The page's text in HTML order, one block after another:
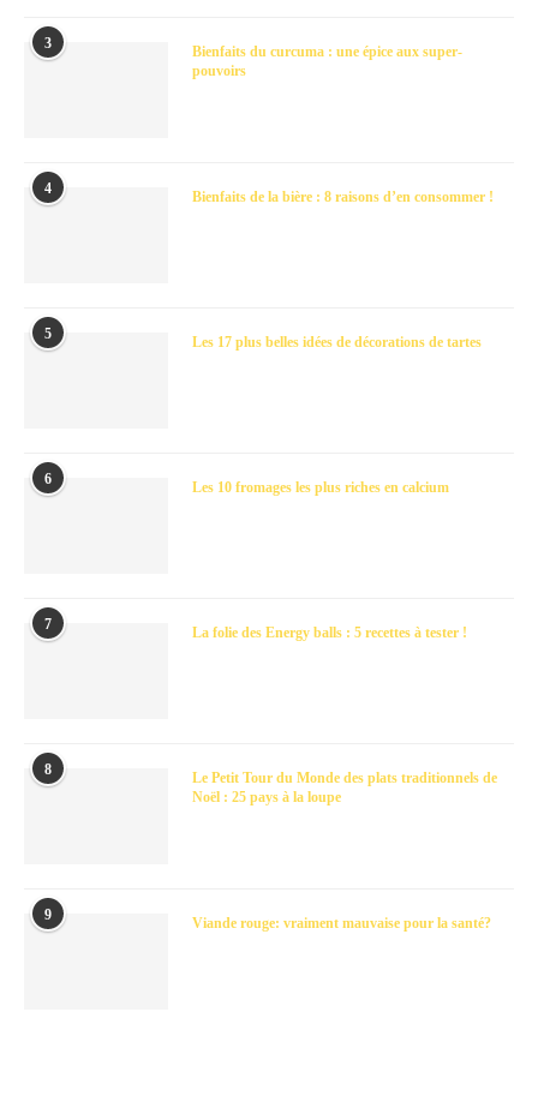
3
Bienfaits du curcuma : une épice aux super-
pouvoirs
4 Bienfaits de la bière : 8 raisons d’en consommer !
5 Les 17 plus belles idées de décorations de tartes
6 Les 10 fromages les plus riches en calcium
7 La folie des Energy balls : 5 recettes à tester !
8
Le Petit Tour du Monde des plats traditionnels de
Noël : 25 pays à la loupe
9 Viande rouge: vraiment mauvaise pour la santé?